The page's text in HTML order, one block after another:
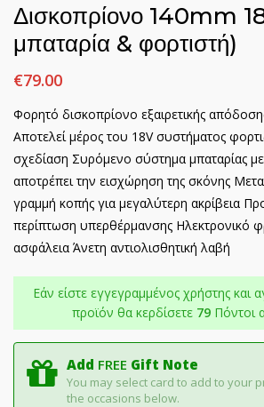
Δισκοπρίονο 140mm
μπαταρία & φορτιστή)
€79.00
Φορητό δισκοπρίονο εξαιρετικής
Αποτελεί μέρος του 18V συστήματος
σχεδίαση Συρόμενο σύστημα μπαταρίας
αποτρέπει την εισχώρηση της σκόνης
γραμμή κοπής για μεγαλύτερη ακρίβεια
περίπτωση υπερθέρμανσης Ηλεκτρονικό
ασφάλεια Άνετη αντιολισθητική λαβή
Εάν είστε εγγεγραμμένος χρήστης και
προϊόν θα κερδίσετε 79Πόντοι
Add FREE Gift Note
You may select card to add to your
the occasions below.